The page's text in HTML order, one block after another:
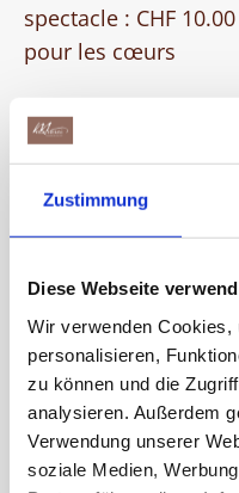
Zustimmung
Diese Webseite
Wir verwenden Cookies,
personalisieren,
zu können und die
analysieren. Außerdem
Verwendung unserer
soziale Medien,
spectacle : CHF
pour les cœurs
DURÉE
Environ 1 heure,
RÉALISATION
toute l'année
LANGUE